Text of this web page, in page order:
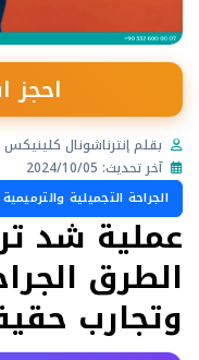
احجز
بقلم إنترناشونال كلينيكس
آخر تحديث: 2024/10/05
الجراحة التجميلية والترميمية
عملية شد
الطرق
وتجارب